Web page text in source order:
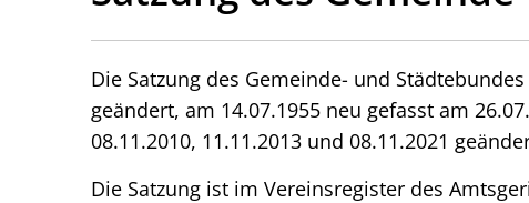
Die Satzung des Gemeinde- und
geändert, am 14.07.1955 neu gefasst am
08.11.2010, 11.11.2013 und 08.11.2021
Die Satzung ist im Vereinsregister des